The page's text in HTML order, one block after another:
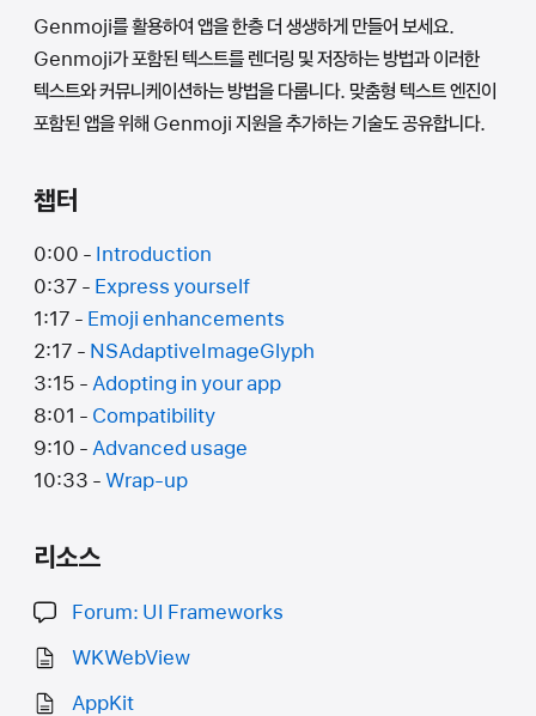
Genmoji를 활용하여 앱을 한층 더 생생하게 만들어 보세요.
Genmoji가 포함된 텍스트를 렌더링 및 저장하는 방법과 이러한
텍스트와 커뮤니케이션하는 방법을 다룹니다. 맞춤형 텍스트 엔진이
포함된 앱을 위해 Genmoji 지원을 추가하는 기술도 공유합니다.
챕터
0:00 - Introduction
0:37 - Express yourself
1:17 - Emoji enhancements
2:17 - NSAdaptiveImageGlyph
3:15 - Adopting in your app
8:01 - Compatibility
9:10 - Advanced usage
10:33 - Wrap-up
리소스
Forum: UI Frameworks
WKWebView
AppKit